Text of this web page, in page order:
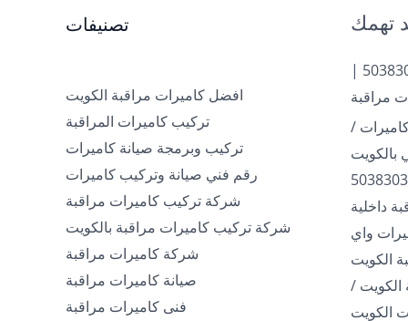
تهمك
تركيب كاميرات الكويت | 50383036 |
مراقبة
/
داخلية
/ كاميرات واي
الكويت
الكويت /
تصنيفات
افضل كاميرات مراقبة الكويت
تركيب كاميرات المراقبة
تركيب وبرمجة صيانة كاميرات
رقم فني صيانة وتركيب كاميرات
شركة تركيب كاميرات مراقبة
شركة تركيب كاميرات مراقبة بالكويت
شركة كاميرات مراقبة
صيانة كاميرات مراقبة
فنى كاميرات مراقبة